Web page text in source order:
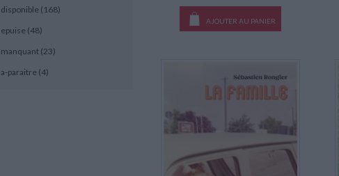
disponible (168)
epuise (48)
manquant (23)
a-paraitre (4)
AJOUTER AU PANIER